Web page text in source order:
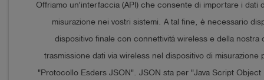
Offriamo un'interfaccia (API) che consente di importare i dati
misurazione nei vostri sistemi. A tal fine, è necessario
dispositivo finale con connettivitá wireless e della nostra
trasmissione dati via wireless nel dispositivo di misurazione
"Protocollo Esders JSON". JSON sta per "Java Script Object